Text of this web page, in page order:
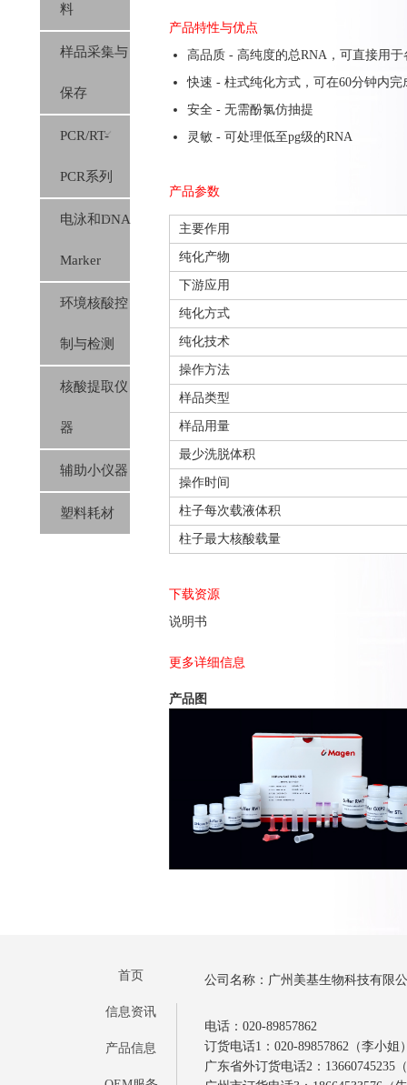
料
样品采集与
保存
PCR/RT-
PCR系列
电泳和DNA
Marker
环境核酸控
制与检测
核酸提取仪
器
辅助小仪器
塑料耗材
产品特性与优点
高品质 - 高纯度的总RNA，可直接用
快速 - 柱式纯化方式，可在60分钟内
安全 - 无需酚氯仿抽提
灵敏 - 可处理低至pg级的RNA
产品参数
主要作用
纯化产物
下游应用
纯化方式
纯化技术
操作方法
样品类型
样品用量
最少洗脱体积
操作时间
柱子每次载液体积
柱子最大核酸载量
下载资源
说明书
更多详细信息
产品图
首页
信息资讯
产品信息
公司名称：广州美基生物科技有限
电话：020-89857862
订货电话1：020-89857862（李小姐
广东省外订货电话2：13660745235